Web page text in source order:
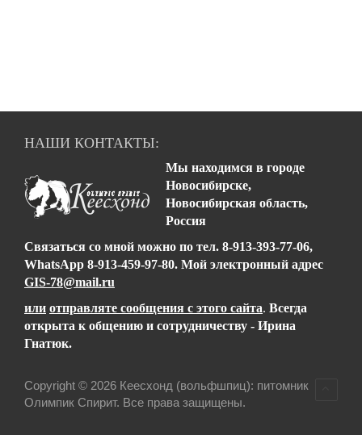
НАШИ КОНТАКТЫ:
Мы находимся в городе
Новосибирске,
Новосибирская область,
Россия
Связаться со мной можно по тел. 8-913-393-77-06,
WhatsApp 8-913-459-97-80. Мой электронный адрес
GIS-78@mail.ru
или отправляте сообщения с этого сайта. Всегда
открыта к общению и сотрудничеству - Ирина
Гнатюк.
Copyright © 2026 Кеесхонд (вольфшпиц): питомник
Олимпик Спирит. Все права защищены.